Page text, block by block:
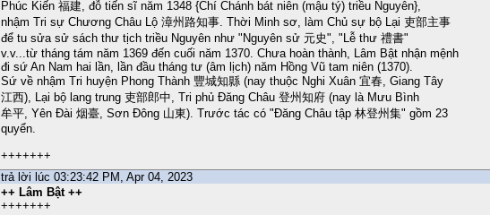
Phúc Kiến 福建, đỗ tiến sĩ năm 1348 {Chí Chánh bát niên (mậu tý) triều Nguyên},
nhậm Tri sự Chương Châu Lộ 漳州路知事. Thời Minh sơ, làm Chủ sự bộ Lại 吏部主事
để tu sửa sử sách thư tịch triều Nguyên như "Nguyên sử 元史", "Lễ thư 禮書"
v.v...từ tháng tám năm 1369 đến cuối năm 1370. Chưa hoàn thành, Lâm Bật nhận mệnh
đi sứ An Nam hai lần, lần đầu tháng tư (âm lịch) năm Hồng Vũ tam niên (1370).
Sứ về nhậm Tri huyện Phong Thành 豐城知縣 (nay thuộc Nghi Xuân 宜春, Giang Tây
江西), Lại bộ lang trung 吏部郎中, Tri phủ Đăng Châu 登州知府 (nay là Mưu Bình
牟平, Yên Đài 烟臺, Sơn Đông 山東). Trước tác có "Đăng Châu tập 林登州集" gồm 23
quyển.
+++++++
trả lời lúc 03:23:42 PM, Apr 04, 2023
++ Lâm Bật ++
+++++++